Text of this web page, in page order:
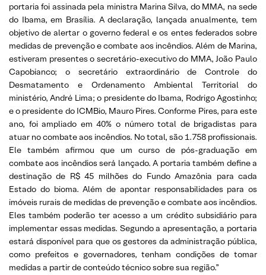
portaria foi assinada pela ministra Marina Silva, do MMA, na sede
do Ibama, em Brasília. A declaração, lançada anualmente, tem
objetivo de alertar o governo federal e os entes federados sobre
medidas de prevenção e combate aos incêndios. Além de Marina,
estiveram presentes o secretário-executivo do MMA, João Paulo
Capobianco; o secretário extraordinário de Controle do
Desmatamento e Ordenamento Ambiental Territorial do
ministério, André Lima; o presidente do Ibama, Rodrigo Agostinho;
e o presidente do ICMBio, Mauro Pires. Conforme Pires, para este
ano, foi ampliado em 40% o número total de brigadistas para
atuar no combate aos incêndios. No total, são 1.758 profissionais.
Ele também afirmou que um curso de pós-graduação em
combate aos incêndios será lançado. A portaria também define a
destinação de R$ 45 milhões do Fundo Amazônia para cada
Estado do bioma. Além de apontar responsabilidades para os
imóveis rurais de medidas de prevenção e combate aos incêndios.
Eles também poderão ter acesso a um crédito subsidiário para
implementar essas medidas. Segundo a apresentação, a portaria
estará disponível para que os gestores da administração pública,
como prefeitos e governadores, tenham condições de tomar
medidas a partir de conteúdo técnico sobre sua região.”